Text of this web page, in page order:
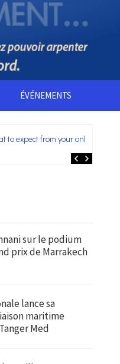
ÉVÉNEMENTS
expect from your online
sur le podium
prix de Marrakech
lance sa
maritime
Med